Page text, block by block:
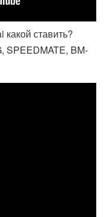
ставить?
SPEEDMATE, BM-